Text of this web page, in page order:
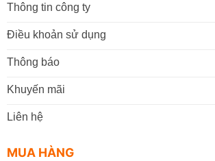
Thông tin công ty
Điều khoản sử dụng
Thông báo
Khuyến mãi
Liên hệ
MUA HÀNG